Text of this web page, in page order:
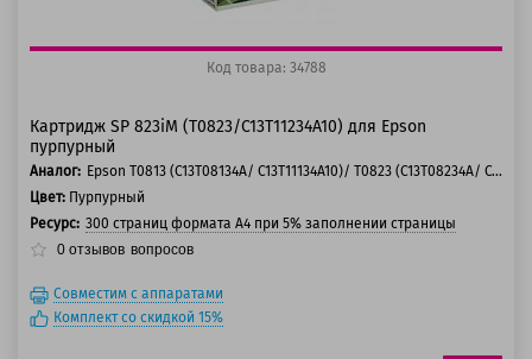
Код товара: 34788
Картридж SP 823iM (T0823/C13T11234A10) для Epson
пурпурный
Аналог:
Epson T0813 (C13T08134A/ C13T11134A10)/ T0823 (C13T08234A/ C13T11234A10)
Цвет: Пурпурный
Ресурс: 300 страниц формата А4 при 5% заполнении страницы
0 отзывов вопросов
Совместим с аппаратами
Комплект со скидкой 15%